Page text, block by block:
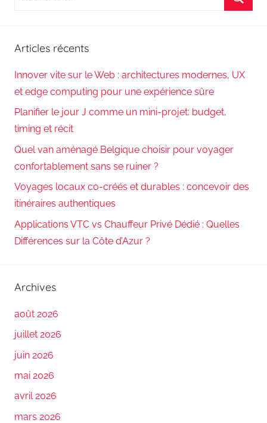
Articles récents
Innover vite sur le Web : architectures modernes, UX
et edge computing pour une expérience sûre
Planifier le jour J comme un mini-projet: budget,
timing et récit
Quel van aménagé Belgique choisir pour voyager
confortablement sans se ruiner ?
Voyages locaux co-créés et durables : concevoir des
itinéraires authentiques
Applications VTC vs Chauffeur Privé Dédié : Quelles
Différences sur la Côte d’Azur ?
Archives
août 2026
juillet 2026
juin 2026
mai 2026
avril 2026
mars 2026